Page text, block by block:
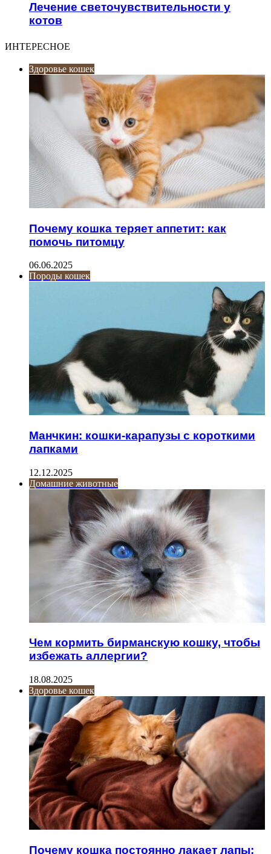
Лечение светочувствительности у
котов
ИНТЕРЕСНОЕ
Здоровье кошек
Почему кошка теряет аппетит: как
помочь питомцу
06.06.2025
Породы кошек
Манчкин: кошки-карапузы с короткими
лапками
12.12.2025
Домашние животные
Чем кормить бирманскую кошку, чтобы
избежать аллергии?
18.08.2025
Здоровье кошек
Почему кошка постоянно лакает лапы: